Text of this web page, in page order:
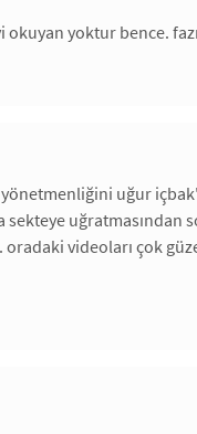
yoktur bence.
uğur
uğratmasından
oradaki videoları çok